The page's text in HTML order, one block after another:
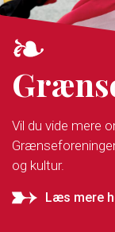
Vil du vide mere
og kultur.
Læs mere